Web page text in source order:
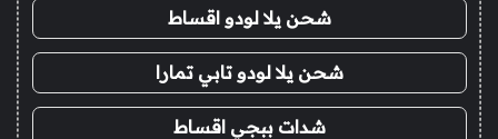
شحن يلا لودو اقساط
شحن يلا لودو تابي تمارا
شدات ببجي اقساط